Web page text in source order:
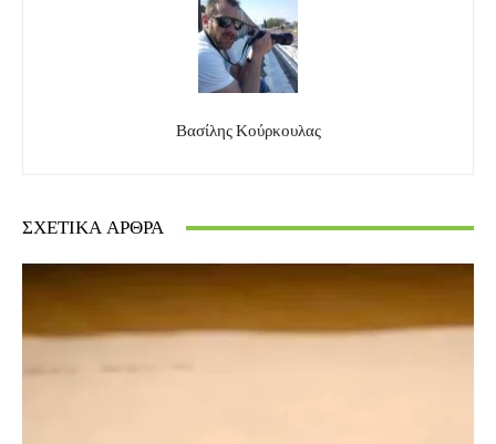
Βασίλης Κούρκουλας
ΣΧΕΤΙΚΆ ΆΡΘΡΑ